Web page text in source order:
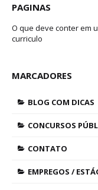
PAGINAS
O que deve conter em
curriculo
MARCADORES
BLOG COM DICAS
CONCURSOS
CONTATO
EMPREGOS /